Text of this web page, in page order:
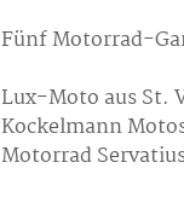
Fünf Motorrad-
Lux-Moto aus St.
Kockelmann
Motorrad